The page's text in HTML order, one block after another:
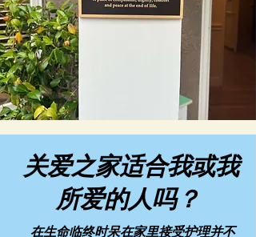
关爱之家适合我或我
所爱的人吗？
在生命临终时呆在家里接受护理并不